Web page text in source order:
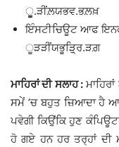
ੂੂੂ.ੜੀਂਲ਼ਯਭਵ.ਭਲ਼ਖ਼
ਇੰਸਟੀਚਿਊਟ ਆਫ
ੂੜੜੀਂਯਭੂੜਿੁ੍ਰ.ੜਗ਼
ਮਾਹਿਰਾਂ ਦੀ ਸਲਾਹ :
ਸਮੇਂ ’ਚ ਬਹੁਤ ਜ਼ਿਆਦਾ ਹੈ
ਪਵੇਗੀ ਕਿਉਂਕਿ ਹੁਣ
ਹੋ ਗਏ ਹਨ ਹਰ ਤਰ੍ਹਾਂ ਦੀ